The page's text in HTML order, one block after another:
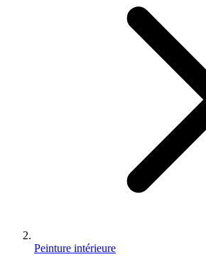
Peinture intérieure